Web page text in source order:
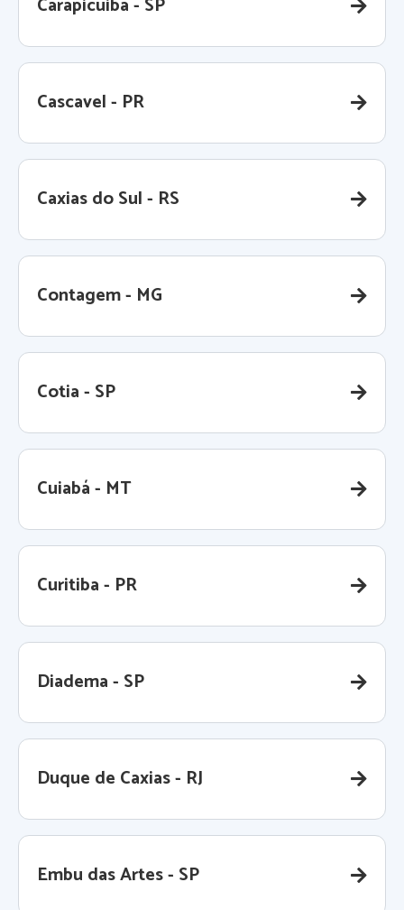
Carapicuiba - SP
Cascavel - PR
Caxias do Sul - RS
Contagem - MG
Cotia - SP
Cuiabá - MT
Curitiba - PR
Diadema - SP
Duque de Caxias - RJ
Embu das Artes - SP